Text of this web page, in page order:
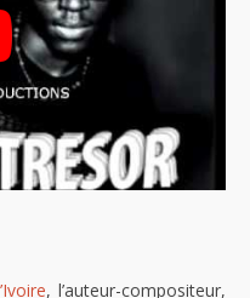
, l’auteur-compositeur,